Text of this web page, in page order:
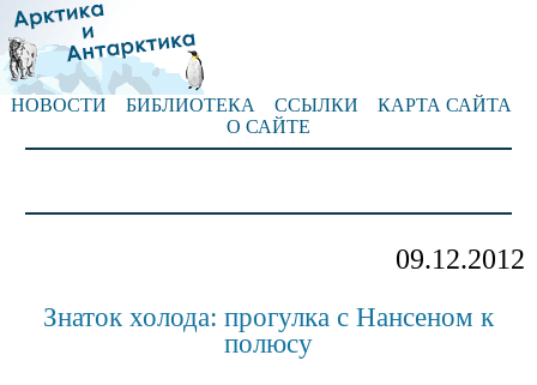
НОВОСТИ БИБЛИОТЕКА ССЫЛКИ
КАРТА САЙТА
О САЙТЕ
09.12.2012
Знаток холода: прогулка с Нансеном к
полюсу